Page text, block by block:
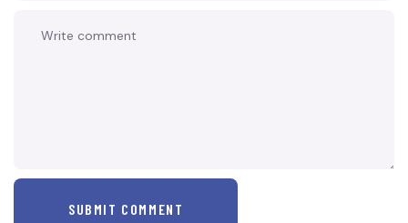
SUBMIT COMMENT